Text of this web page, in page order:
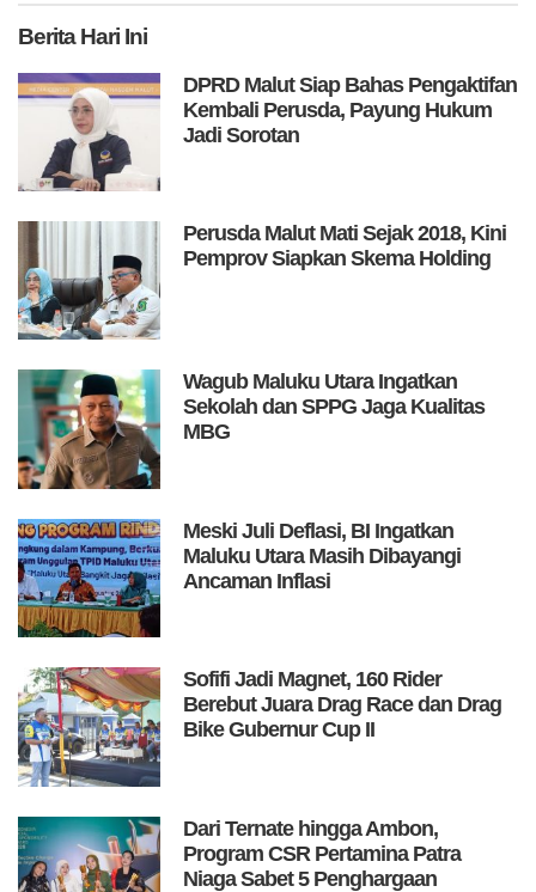
BeritaHari Ini
DPRD Malut Siap Bahas Pengaktifan
Kembali Perusda, Payung Hukum
Jadi Sorotan
Perusda Malut Mati Sejak 2018, Kini
Pemprov Siapkan Skema Holding
Wagub Maluku Utara Ingatkan
Sekolah dan SPPG Jaga Kualitas
MBG
Meski Juli Deflasi, BI Ingatkan
Maluku Utara Masih Dibayangi
Ancaman Inflasi
Sofifi Jadi Magnet, 160 Rider
Berebut Juara Drag Race dan Drag
Bike Gubernur Cup II
Dari Ternate hingga Ambon,
Program CSR Pertamina Patra
Niaga Sabet 5 Penghargaan